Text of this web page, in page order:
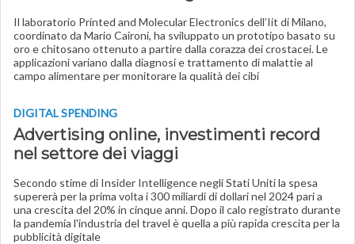
Il laboratorio Printed and Molecular Electronics dell’Iit di Milano,
coordinato da Mario Caironi, ha sviluppato un prototipo basato su
oro e chitosano ottenuto a partire dalla corazza dei crostacei. Le
applicazioni variano dalla diagnosi e trattamento di malattie al
campo alimentare per monitorare la qualità dei cibi
DIGITAL SPENDING
Advertising online, investimenti record
nel settore dei viaggi
Secondo stime di Insider Intelligence negli Stati Uniti la spesa
supererà per la prima volta i 300 miliardi di dollari nel 2024 pari a
una crescita del 20% in cinque anni. Dopo il calo registrato durante
la pandemia l'industria del travel è quella a più rapida crescita per la
pubblicità digitale